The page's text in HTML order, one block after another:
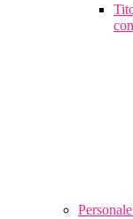
Personale